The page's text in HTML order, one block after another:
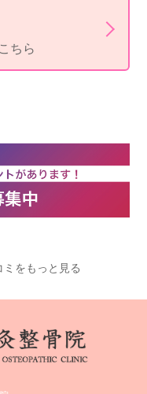
ちら
ミをもっと見る